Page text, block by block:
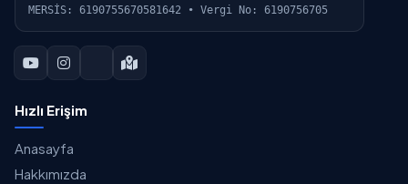
MERSİS: 6190755670581642 • Vergi No: 6190756705
Hızlı Erişim
Anasayfa
Hakkımızda